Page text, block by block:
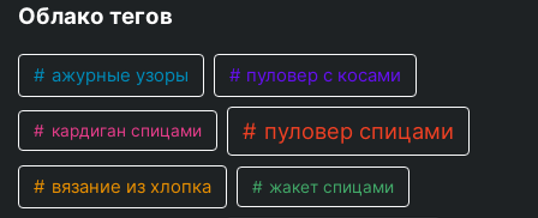
Облако тегов
ажурные узоры пуловер с косами
кардиган спицами пуловер спицами
вязание из хлопка жакет спицами